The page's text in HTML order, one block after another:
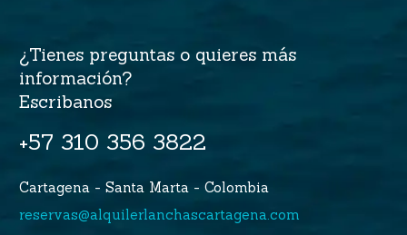
¿Tienes preguntas o quieres más
información?
Escribanos
+57 310 356 3822
Cartagena - Santa Marta - Colombia
reservas@alquilerlanchascartagena.com